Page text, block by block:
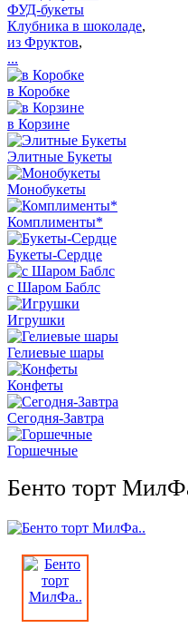
ФУД-букеты
Клубника в шоколаде,
из Фруктов,
...
в Коробке
в Корзине
Элитные Букеты
Монобукеты
Комплименты*
Букеты-Сердце
с Шаром Баблс
Игрушки
Гелиевые шары
Конфеты
Сегодня-Завтра
Горшечные
Бенто торт